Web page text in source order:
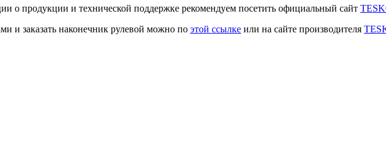
о продукции и технической поддержке рекомендуем посетить официальный сайт
и заказать наконечник рулевой можно по этой ссылке или на сайте производителя